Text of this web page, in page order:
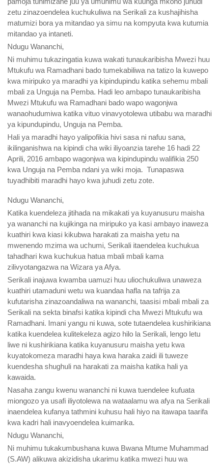
zetu zinazoendelea kuchukuliwa na Serikali za kushajihisha
matumizi bora ya mitandao ya simu na kompyuta kwa kutumia
mitandao ya intaneti.
Ndugu Wananchi,
Ni muhimu tukazingatia kuwa wakati tunaukaribisha Mwezi huu
Mtukufu wa Ramadhani bado tumekabiliwa na tatizo la kuwepo
kwa miripuko ya maradhi ya kipindupindu katika sehemu mbali
mbali za Unguja na Pemba. Hadi leo ambapo tunaukaribisha
Mwezi Mtukufu wa Ramadhani bado wapo wagonjwa
wanaohudumiwa katika vituo vinavyotolewa utibabu wa maradhi
ya kipundupindu, Unguja na Pemba.
Hali ya maradhi hayo yalipofikia hivi sasa ni nafuu sana,
ikilinganishwa na kipindi cha wiki iliyoanzia tarehe 16 hadi 22
Aprili, 2016 ambapo wagonjwa wa kipindupindu walifikia 250
kwa Unguja na Pemba ndani ya wiki moja. Tunapaswa
tuyadhibiti maradhi hayo kwa juhudi zetu zote.
Ndugu Wananchi,
Katika kuendeleza jitihada na mikakati ya kuyanusuru maisha
ya wananchi na kujikinga na miripuko ya kasi ambayo inaweza
kuathiri kwa kiasi kikubwa harakati za maisha yetu na
mwenendo mzima wa uchumi, Serikali itaendelea kuchukua
tahadhari kwa kuchukua hatua mbali mbali kama
zilivyotangazwa na Wizara ya Afya.
Serikali inajuwa kwamba uamuzi huu uliochukuliwa unaweza
kuathiri utamaduni wetu wa kuandaa hafla na tafrija za
kufutarisha zinazoandaliwa na wananchi, taasisi mbali mbali za
Serikali na sekta binafsi katika kipindi cha Mwezi Mtukufu wa
Ramadhani. Imani yangu ni kuwa, sote tutaendelea kushirikiana
katika kuendelea kulitekeleza agizo hilo la Serikali, lengo letu
liwe ni kushirikiana katika kuyanusuru maisha yetu kwa
kuyatokomeza maradhi haya kwa haraka zaidi ili tuweze
kuendesha shughuli na harakati za maisha katika hali ya
kawaida.
Nasaha zangu kwenu wananchi ni kuwa tuendelee kufuata
miongozo ya usafi iliyotolewa na wataalamu wa afya na Serikali
inaendelea kufanya tathmini kuhusu hali hiyo na itawapa taarifa
kwa kadri hali inavyoendelea kuimarika.
Ndugu Wananchi,
Ni muhimu tukakumbushana kuwa Bwana Mtume Muhammad
(S.AW) alikuwa akizidisha ukarimu katika mwezi huu wa